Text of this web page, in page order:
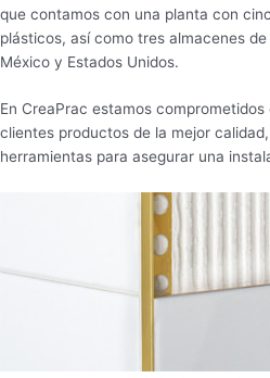
que contamos con una planta con
plásticos, así como tres almacenes
México y Estados Unidos.
En CreaPrac estamos
clientes productos de la mejor
herramientas para asegurar una